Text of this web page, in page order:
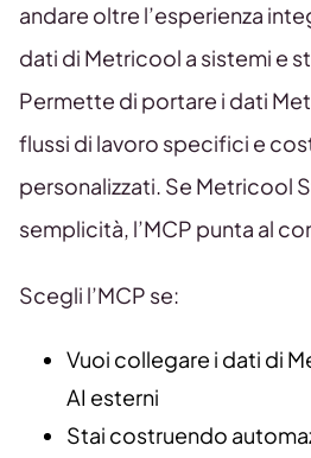
andare oltre l’esperienza
dati di Metricool a sistemi e
Permette di portare i dati
flussi di lavoro specifici e
personalizzati. Se Metricool
semplicità, l’MCP punta al
Scegli l’MCP se:
Vuoi collegare i dati di
AI esterni
Stai costruendo